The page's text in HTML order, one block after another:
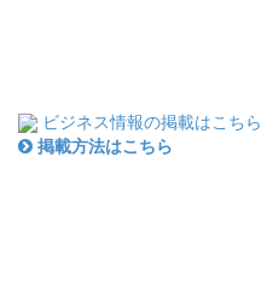
ビジネス情報の掲載はこちら
掲載方法はこちら